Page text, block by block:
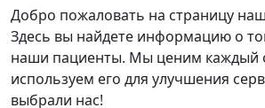
Добро пожаловать на страницу
Здесь вы найдете информацию о
наши пациенты. Мы ценим каждый
используем его для улучшения
выбрали нас!